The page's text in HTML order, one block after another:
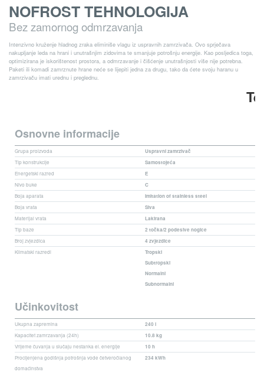
NOFROST TEHNOLOGIJA
Bez zamornog odmrzavanja
Intenzivno kruženje hladnog zraka eliminiše vlagu iz uspravnih zamrzivača. Ovo sprječava
nakupljanje leda na hrani i unutrašnjim zidovima te smanjuje potrošnju energije. Kao posljedica toga,
optimizirana je iskorištenost prostora, a odmrzavanje i čišćenje unutrašnjosti više nije potrebna.
Paketi ili komadi zamrznute hrane neće se lijepiti jedna za drugu, tako da ćete svoju haranu u
zamrzivaču imati urednu i preglednu.
Osnovne informacije
Grupa proizvoda
Uspravni zamrzivač
Tip konstrukcije
Samostojeća
Energetski razred
E
Nivo buke
C
Boja aparata
Imitation of stainless steel
Boja vrata
Siva
Materijal vrata
Lakirana
Tip baze
2 točka/2 podesive nogice
Broj zvjezdica
4 zvjezdice
Klimatski razredi
Tropski
Subtropski
Normalni
Subnormalni
Učinkovitost
Ukupna zapremina
240 l
Kapacitet zamrzavanja (24h)
10.8 kg
Vrijeme čuvanja u slučaju nestanka el. energije
10 h
Procijenjena godišnja potrošnja vode četveročlanog
domaćinstva
234 kWh